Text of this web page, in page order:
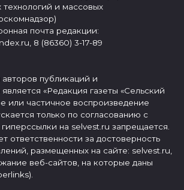
и массовых
почта редакции:
8 (86360) 3-17-89
публикаций и
«Редакция газеты «Сельский
или частичное воспроизведение
только по согласованию с
на selvest.ru запрещается.
ответственности за достоверность
размещенных на сайте: selvest.ru,
веб-сайтов, на которые даны